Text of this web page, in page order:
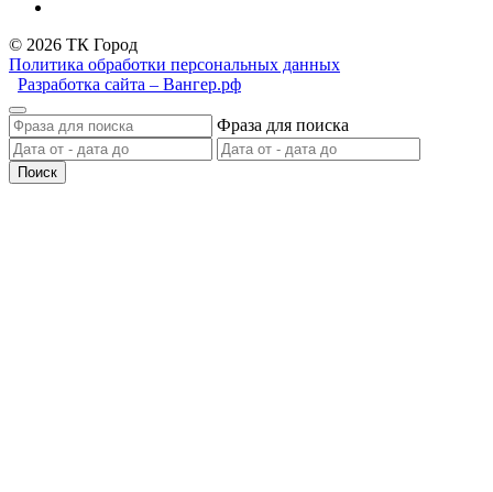
© 2026 ТК Город
Политика обработки персональных данных
Разработка сайта – Вангер.рф
Фраза для поиска
Поиск